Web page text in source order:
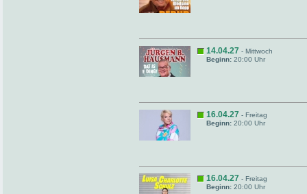
14.04.27 - Mittwoch
Beginn: 20:00 Uhr
16.04.27 - Freitag
Beginn: 20:00 Uhr
16.04.27 - Freitag
Beginn: 20:00 Uhr